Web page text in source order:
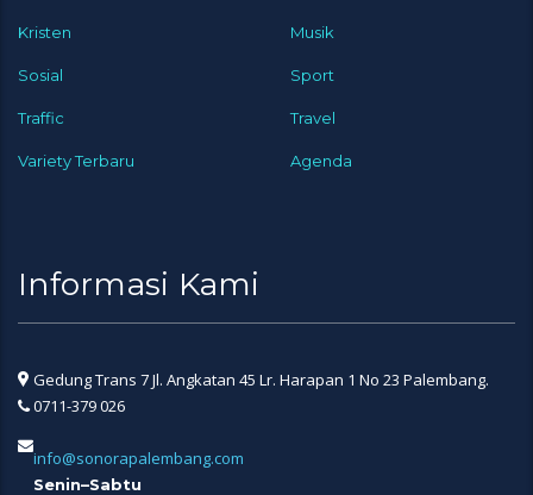
Kristen Musik
Sosial Sport
Traffic Travel
Variety Terbaru Agenda
Informasi Kami
Gedung Trans 7 Jl. Angkatan 45 Lr. Harapan 1 No 23 Palembang.
0711-379 026
info@sonorapalembang.com
Senin–Sabtu